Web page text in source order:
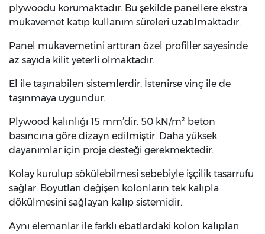
plywoodu korumaktadır. Bu şekilde panellere ekstra
mukavemet katıp kullanım süreleri uzatılmaktadır.
Panel mukavemetini arttıran özel profiller sayesinde
az sayıda kilit yeterli olmaktadır.
El ile taşınabilen sistemlerdir. İstenirse vinç ile de
taşınmaya uygundur.
Plywood kalınlığı 15 mm’dir. 50 kN/m² beton
basıncına göre dizayn edilmiştir. Daha yüksek
dayanımlar için proje desteği gerekmektedir.
Kolay kurulup sökülebilmesi sebebiyle işçilik tasarrufu
sağlar. Boyutları değişen kolonların tek kalıpla
dökülmesini sağlayan kalıp sistemidir.
Aynı elemanlar ile farklı ebatlardaki kolon kalıpları